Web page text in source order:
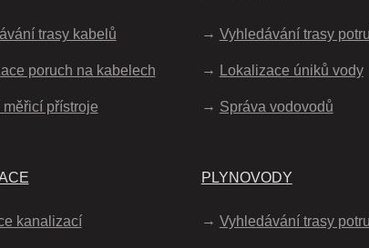
trasy kabelů
poruch na kabelech
měřicí přístroje
kanalizací
Vyhledávání trasy
Lokalizace úniků vody
Správa vodovodů
PLYNOVODY
Vyhledávání trasy